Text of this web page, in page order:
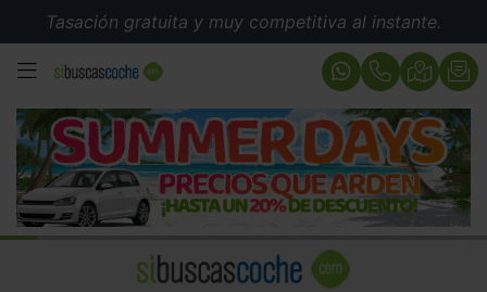
Tasación gratuita y muy competitiva al instante.
MENÚ